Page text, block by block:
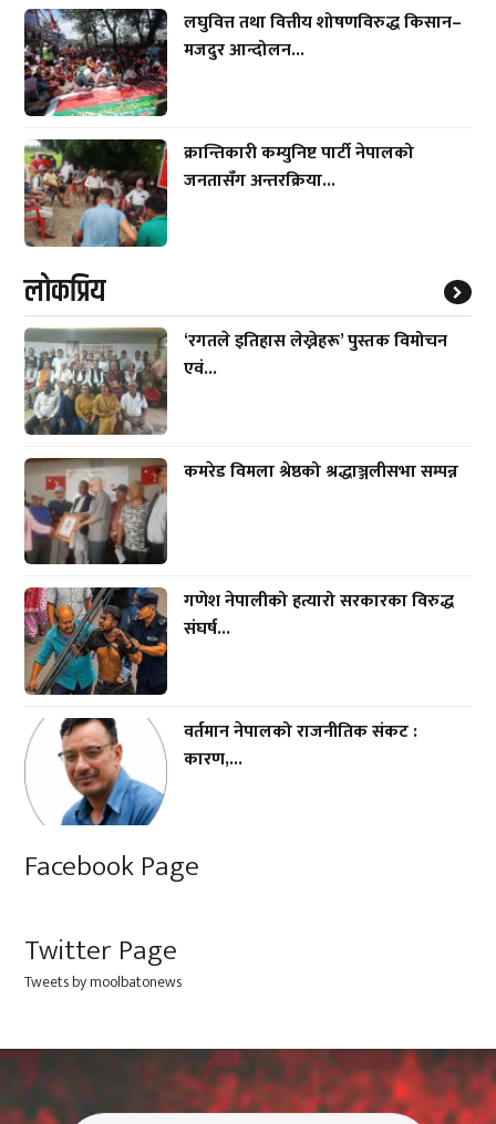
लघुवित्त तथा वित्तीय शोषणविरुद्ध किसान–
मजदुर आन्दोलन...
क्रान्तिकारी कम्युनिष्ट पार्टी नेपालको
जनतासँग अन्तरक्रिया...
लाेकप्रिय
‘रगतले इतिहास लेख्नेहरू’ पुस्तक विमोचन
एवं...
कमरेड विमला श्रेष्ठको श्रद्धाञ्जलीसभा सम्पन्न
गणेश नेपालीको हत्यारो सरकारका विरुद्ध
संघर्ष...
वर्तमान नेपालको राजनीतिक संकट :
कारण,...
Facebook Page
Twitter Page
Tweets by moolbatonews